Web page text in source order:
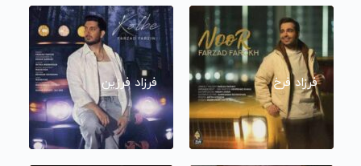
فرزاد فرخ فرزاد فرزین